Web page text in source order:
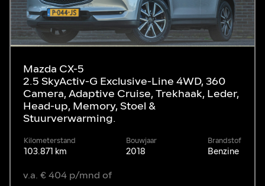
Mazda CX-5
2.5 SkyActiv-G Exclusive-Line 4WD, 360
Camera, Adaptive Cruise, Trekhaak, Leder,
Head-up, Memory, Stoel &
Stuurverwarming.
Kilometerstand
103.871 km
Bouwjaar
2018
Brandstof
Benzine
v.a. € 404 p/mnd of